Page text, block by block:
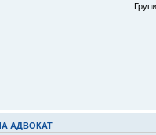
АДВОКАТ